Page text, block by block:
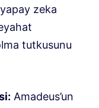
zeka
tutkusunu
Amadeus’un